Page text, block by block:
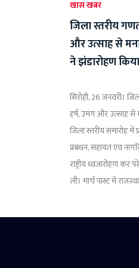
खास खबर
जिला स्तरीय
और उत्साह से
ने झंडारोहण किया
सिरोही, 26 जनवरी।
हर्ष, उमंग और उत्साह
जिला स्तरीय समारोह
प्रबंधन, सहायत एवं
राष्ट्रीय ध्वजारोहण कर
ली। मार्च पास्ट में